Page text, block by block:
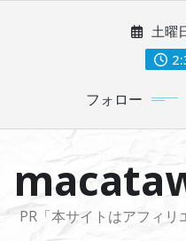
に
土曜
フォロー
PR「本サイトはアフィリ